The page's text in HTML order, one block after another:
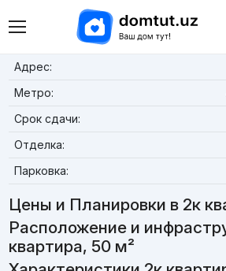
Адрес:
Метро:
Срок сдачи:
Отделка:
Парковка:
Цены и Планировки в 2к
Расположение и
квартира, 50 м²